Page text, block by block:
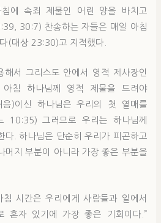
에 속죄 제물인 어린 양을 바치고
30:7) 찬송하는 자들은 매일 아침
(대상 23:30)고 지적했다.
해서 그리스도 안에서 영적 제사장인
침 하나님께 영적 제물을 드려야
음)이신 하나님은 우리의 첫 열매를
10:35) 그러므로 우리는 하나님께
다. 하나님은 단순히 우리가 피곤하고
머지 부분이 아니라 가장 좋은 부분을
시간은 우리에게 사람들과 일에서
혼자 있기에 가장 좋은 기회이다.”